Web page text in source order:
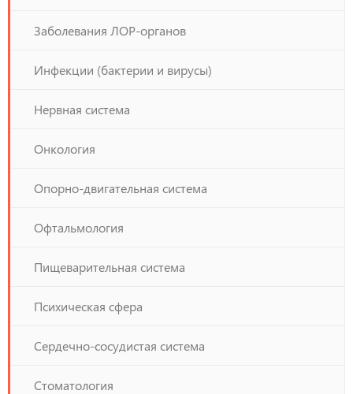
Заболевания ЛОР-органов
Инфекции (бактерии и вирусы)
Нервная система
Онкология
Опорно-двигательная система
Офтальмология
Пищеварительная система
Психическая сфера
Сердечно-сосудистая система
Стоматология